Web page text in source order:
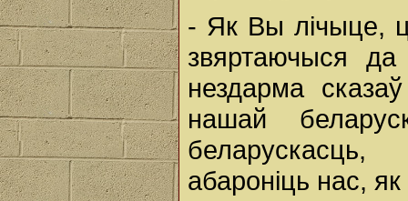
- Як Вы лічыце,
звяртаючыся
нездарма
нашай
абароніць нас,